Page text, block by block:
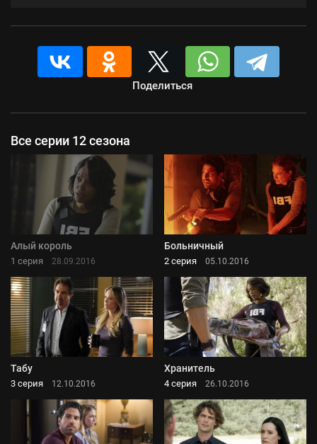
Поделиться
Все серии 12 сезона
Алый король
1 серия 28.09.2016
Больничный
2 серия 05.10.2016
Табу
3 серия 12.10.2016
Хранитель
4 серия 26.10.2016